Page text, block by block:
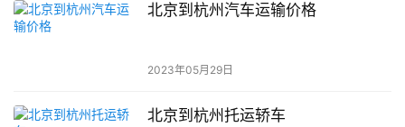
北京到杭州汽车运输价格
2023年05月29日
北京到杭州托运轿车